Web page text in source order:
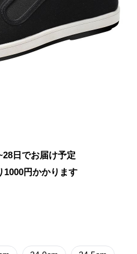
日でお届け予定
1000円かかります